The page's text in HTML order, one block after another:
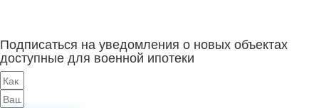
Подписаться на уведомления о новых объектах
доступные для военной ипотеки